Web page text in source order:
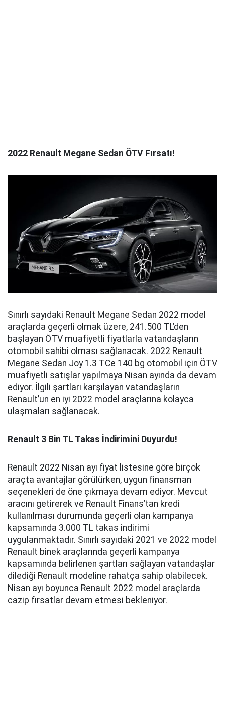
2022 Renault Megane Sedan ÖTV Fırsatı!
Sınırlı sayıdaki Renault Megane Sedan 2022 model
araçlarda geçerli olmak üzere, 241.500 TL’den
başlayan ÖTV muafiyetli fiyatlarla vatandaşların
otomobil sahibi olması sağlanacak. 2022 Renault
Megane Sedan Joy 1.3 TCe 140 bg otomobil için ÖTV
muafiyetli satışlar yapılmaya Nisan ayında da devam
ediyor. İlgili şartları karşılayan vatandaşların
Renault’un en iyi 2022 model araçlarına kolayca
ulaşmaları sağlanacak.
Renault 3 Bin TL Takas İndirimini Duyurdu!
Renault 2022 Nisan ayı fiyat listesine göre birçok
araçta avantajlar görülürken, uygun finansman
seçenekleri de öne çıkmaya devam ediyor. Mevcut
aracını getirerek ve Renault Finans’tan kredi
kullanılması durumunda geçerli olan kampanya
kapsamında 3.000 TL takas indirimi
uygulanmaktadır. Sınırlı sayıdaki 2021 ve 2022 model
Renault binek araçlarında geçerli kampanya
kapsamında belirlenen şartları sağlayan vatandaşlar
dilediği Renault modeline rahatça sahip olabilecek.
Nisan ayı boyunca Renault 2022 model araçlarda
cazip fırsatlar devam etmesi bekleniyor.